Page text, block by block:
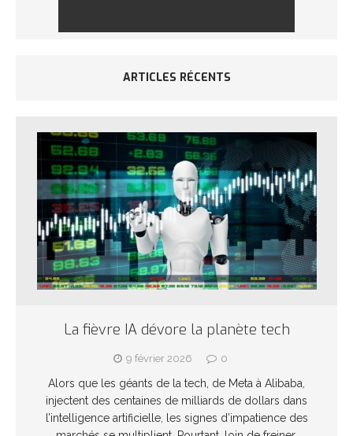
ARTICLES RÉCENTS
La fièvre IA dévore la planète tech
9 février 2026 0
Alors que les géants de la tech, de Meta à Alibaba,
injectent des centaines de milliards de dollars dans
l’intelligence artificielle, les signes d’impatience des